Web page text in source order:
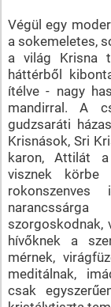
Végül egy
a sokemeletes,
a világ Krisna
háttérből
ítélve - nagy
mandirral. A
gudzsaráti
Krisnások, Sri
karon, Attilát
visznek körbe
szorgoskodnak,
hívőknek a
mérnek,
meditálnak,
csak